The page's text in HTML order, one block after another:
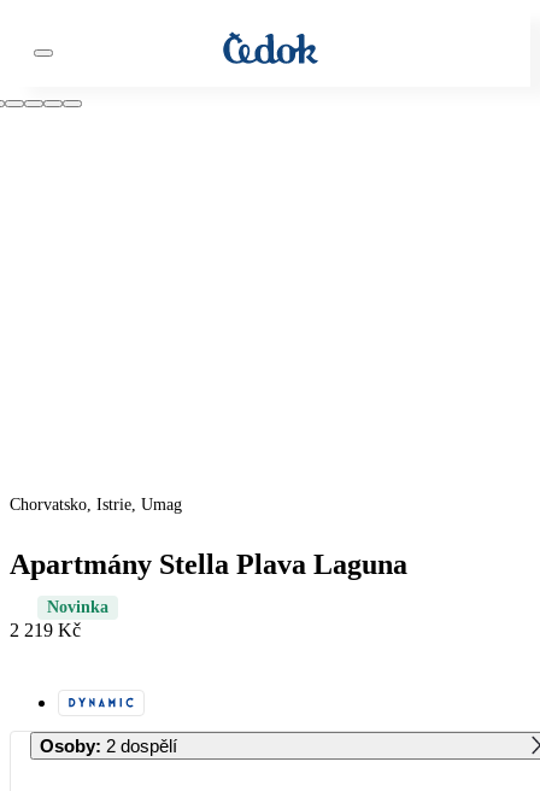
Chorvatsko, Istrie, Umag
Apartmány Stella Plava Laguna
Novinka
2 219 Kč
Osoby: 2 dospělí